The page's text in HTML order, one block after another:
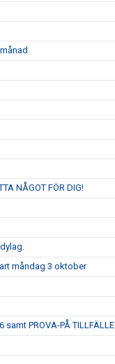
NÅGOT FÖR DIG!
måndag 3 oktober
samt PROVA-PÅ TILLFÄLLE